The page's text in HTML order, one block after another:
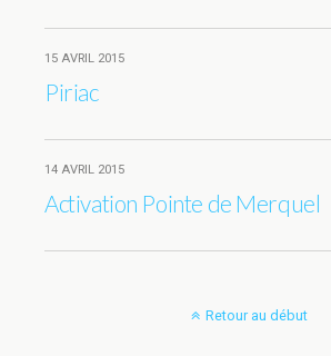
15 AVRIL 2015
Piriac
14 AVRIL 2015
Activation Pointe de Merquel
Retour au début